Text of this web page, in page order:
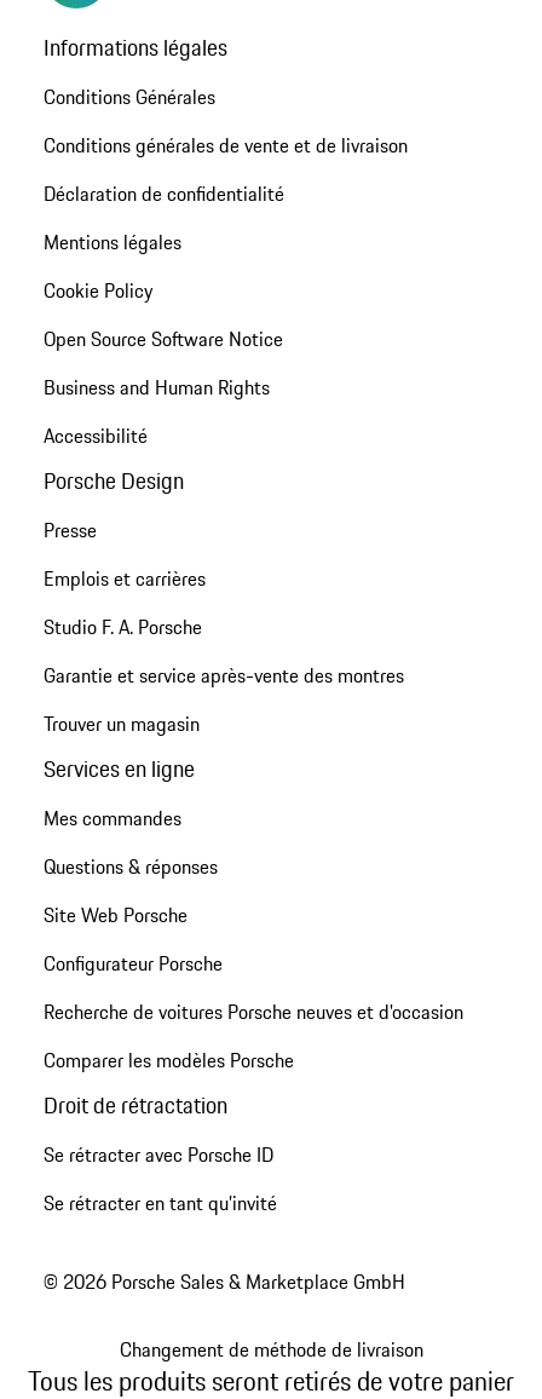
Informations légales
Conditions Générales
Conditions générales de vente et de livraison
Déclaration de confidentialité
Mentions légales
Cookie Policy
Open Source Software Notice
Business and Human Rights
Accessibilité
Porsche Design
Presse
Emplois et carrières
Studio F. A. Porsche
Garantie et service après-vente des montres
Trouver un magasin
Services en ligne
Mes commandes
Questions & réponses
Site Web Porsche
Configurateur Porsche
Recherche de voitures Porsche neuves et d'occasion
Comparer les modèles Porsche
Droit de rétractation
Se rétracter avec Porsche ID
Se rétracter en tant qu’invité
© 2026 Porsche Sales & Marketplace GmbH
Changement de méthode de livraison
Tous les produits seront retirés de votre panier